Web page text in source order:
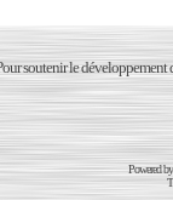
soutenir le développement
Powered